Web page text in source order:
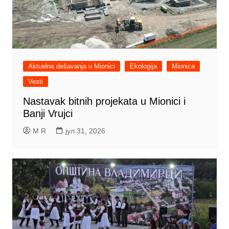
Aktuelna dešavanja u Mionici Ekologija
Mionica
Vesti
Nastavak bitnih projekata u Mionici i
Banji Vrujci
M R јул 31, 2026